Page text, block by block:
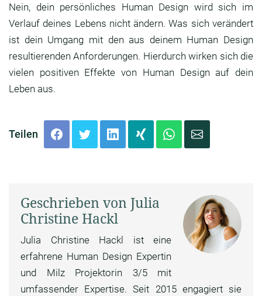
Nein, dein persönliches Human Design wird sich im
Verlauf deines Lebens nicht ändern. Was sich verändert
ist dein Umgang mit den aus deinem Human Design
resultierenden Anforderungen. Hierdurch wirken sich die
vielen positiven Effekte von Human Design auf dein
Leben aus.
Teilen
Geschrieben von Julia
Christine Hackl
Julia Christine Hackl ist eine
erfahrene Human Design Expertin
und Milz Projektorin 3/5 mit
umfassender Expertise. Seit 2015 engagiert sie